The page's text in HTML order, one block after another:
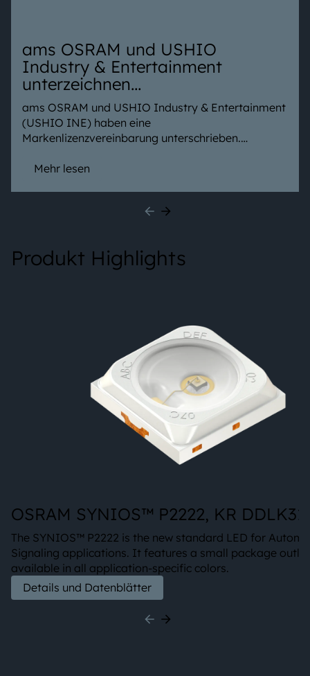
ams OSRAM und USHIO
Industry & Entertainment
unterzeichnen
Markenlizenzvereinbarung für
professionelle technische
Beleuchtungsprodukte
ams OSRAM und USHIO Industry & Entertainment
(USHIO INE) haben eine
Markenlizenzvereinbarung unterschrieben.
Beleuchtungsprodukte können somit weiterhin
Unternehmen werden gebündelt und Kontinuität
Mehr lesen
Produkt Highlights
OSRAM SYNIOS™ P2222, KR
The SYNIOS™ P2222 is the new standard LED for
Signaling applications. It features a small package
available in all application-specific colors.
Details und Datenblätter